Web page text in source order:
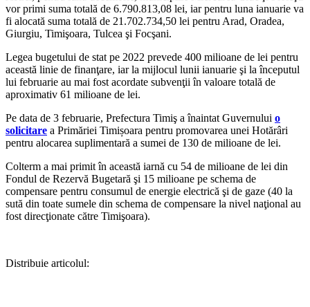
vor primi suma totală de 6.790.813,08 lei, iar pentru luna ianuarie va
fi alocată suma totală de 21.702.734,50 lei pentru Arad, Oradea,
Giurgiu, Timişoara, Tulcea şi Focşani.
Legea bugetului de stat pe 2022 prevede 400 milioane de lei pentru
această linie de finanţare, iar la mijlocul lunii ianuarie şi la începutul
lui februarie au mai fost acordate subvenţii în valoare totală de
aproximativ 61 milioane de lei.
Pe data de 3 februarie, Prefectura Timiş a înaintat Guvernului o
solicitare a Primăriei Timișoara pentru promovarea unei Hotărâri
pentru alocarea suplimentară a sumei de 130 de milioane de lei.
Colterm a mai primit în această iarnă cu 54 de milioane de lei din
Fondul de Rezervă Bugetară şi 15 milioane pe schema de
compensare pentru consumul de energie electrică şi de gaze (40 la
sută din toate sumele din schema de compensare la nivel naţional au
fost direcţionate către Timişoara).
Distribuie articolul: